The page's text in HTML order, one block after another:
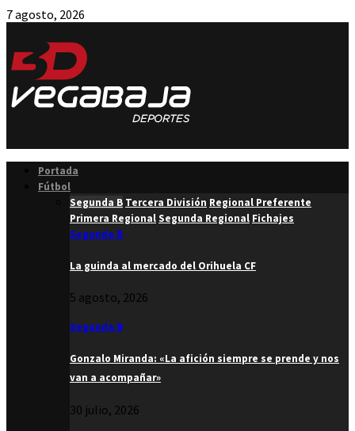
7 agosto, 2026
Portada
Fútbol
Segunda B Tercera División Regional Preferente
Primera RegionalSegunda Regional Fichajes
Segunda B
La guinda al mercado del Orihuela CF
5 agosto, 2026
Segunda B
Gonzalo Miranda: «La afición siempre se prende y nos
van a acompañar»
30 julio, 2026